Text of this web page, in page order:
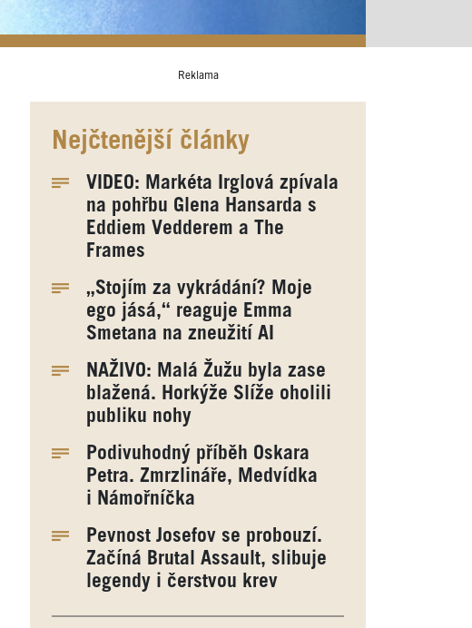
Reklama
Nejčtenější články
VIDEO: Markéta Irglová zpívala
na pohřbu Glena Hansarda s
Eddiem Vedderem a The
Frames
„Stojím za vykrádání? Moje
ego jásá,“ reaguje Emma
Smetana na zneužití AI
NAŽIVO: Malá Žužu byla zase
blažená. Horkýže Slíže oholili
publiku nohy
Podivuhodný příběh Oskara
Petra. Zmrzlináře, Medvídka
i Námořníčka
Pevnost Josefov se probouzí.
Začíná Brutal Assault, slibuje
legendy i čerstvou krev